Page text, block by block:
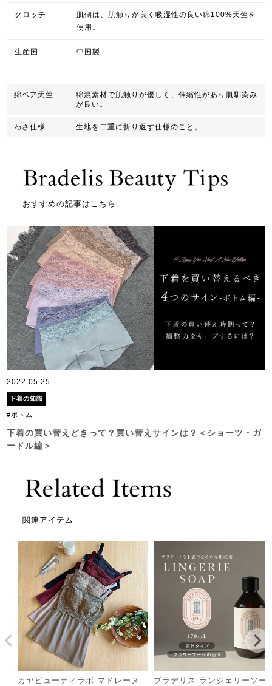
クロッチ
肌側は、肌触りが良く吸湿性の良い綿100%天竺を
使用。
生産国 中国製
綿ベア天竺
綿混素材で肌触りが優しく、伸縮性があり肌馴染み
が良い。
わさ仕様 生地を二重に折り返す仕様のこと。
おすすめの記事はこちら
2022.05.25
下着の知識
#ボトム
下着の買い替えどきって？買い替えサインは？＜ショーツ・ガ
ードル編＞
関連アイテム
カヤビューティラボ マドレーヌ
ブラデリス ランジェリーソー